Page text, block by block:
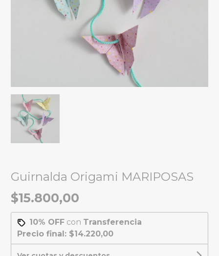
Guirnalda Origami MARIPOSAS
$15.800,00
10% OFF con Transferencia
Precio final: $14.220,00